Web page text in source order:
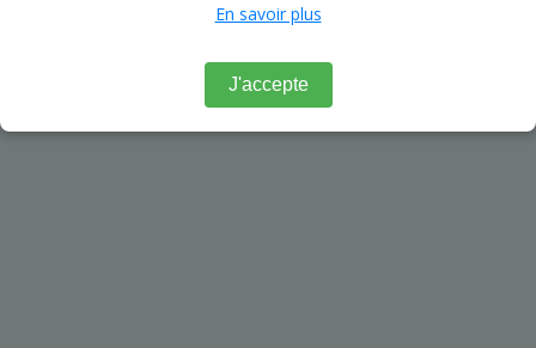
En savoir plus
J'accepte